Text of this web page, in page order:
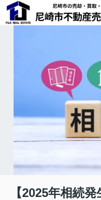
【2025年相続